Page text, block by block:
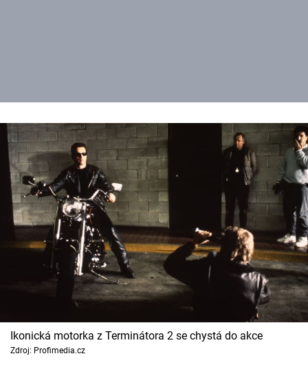
Ikonická motorka z Terminátora 2 se chystá do akce
Zdroj: Profimedia.cz